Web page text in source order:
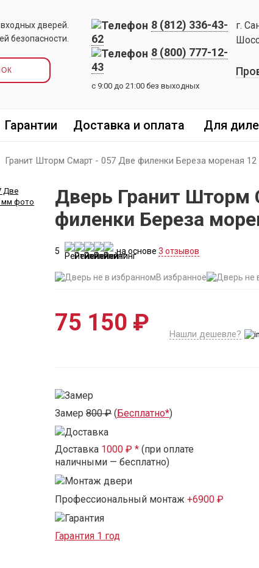
дверей.
безопасности.
8 (812) 336-43-
62
8 (800) 777-12-
43
с 9:00 до 21:00 без выходных
г.
Гарантии Доставка и оплата Для
Гранит Шторм Смарт - 057 Две филенки Береза мореная
Дверь Гранит Шторм
филенки Береза
5 на основе 3 отзывов
В избранное
75 150 ₽ Нашли дешевле?
Замер 800 ₽ ( Бесплатно*)
Доставка 1000 ₽ * (при оплате
наличными — бесплатно)
Профессиональный монтаж +6900 ₽
Гарантия 1 год